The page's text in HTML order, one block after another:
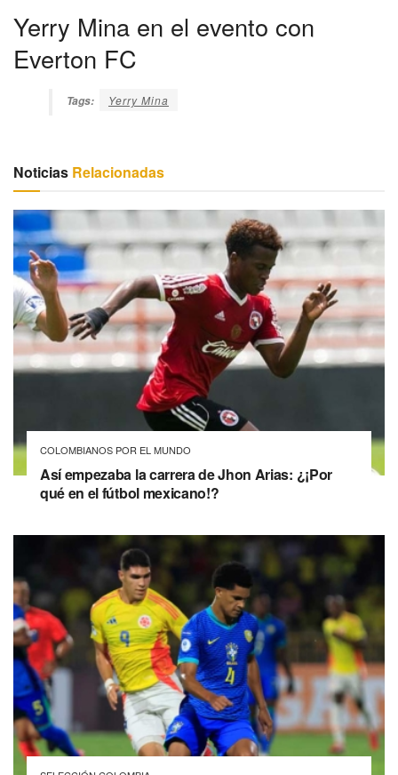
Yerry Mina en el evento con
Everton FC
Tags: Yerry Mina
Noticias Relacionadas
COLOMBIANOS POR EL MUNDO
Así empezaba la carrera de Jhon Arias: ¿¡Por
qué en el fútbol mexicano!?